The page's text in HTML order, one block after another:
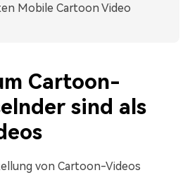
Mobile Cartoon Video
Cartoon-
sind als
von Cartoon-Videos